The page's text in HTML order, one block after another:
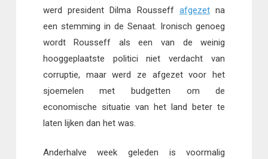
werd president Dilma Rousseff afgezetna
een stemming in de Senaat. Ironisch genoeg
wordt Rousseff als een van de weinig
hooggeplaatste politici niet verdacht van
corruptie, maar werd ze afgezet voor het
sjoemelen met budgetten om de
economische situatie van het land beter te
laten lijken dan het was.
Anderhalve week geleden is voormalig